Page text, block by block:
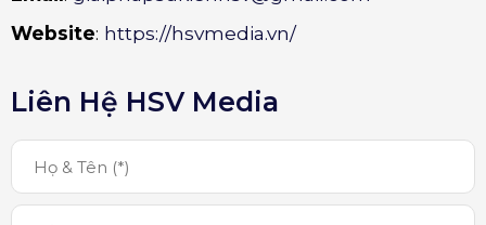
Website: https://hsvmedia.vn/
Liên Hệ HSV Media